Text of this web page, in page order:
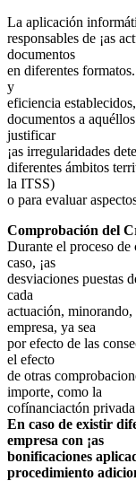
La aplicación
responsables de ¡as
documentos
en diferentes
y
eficiencia
documentos a
justificar
¡as irregularidades
diferentes ámbitos
la ITSS)
o para evaluar
Comprobación del
Durante el proceso de
caso, ¡as
desviaciones puestas
cada
actuación,
empresa, ya sea
por efecto de las
el efecto
de otras
importe, como la
cofínanciactón
En caso de existir
empresa con ¡as
bonificaciones
procedimiento